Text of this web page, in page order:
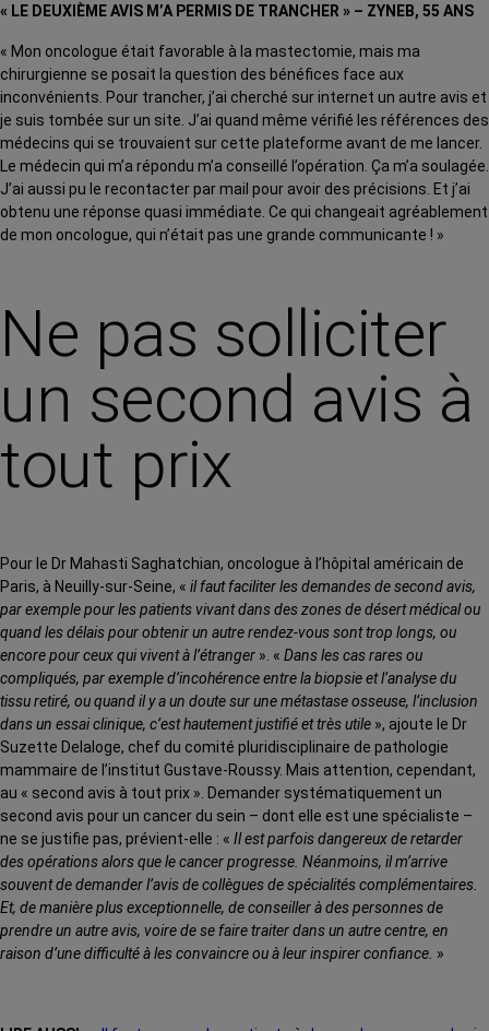
« LE DEUXIÈME AVIS M’A PERMIS DE TRANCHER » – ZYNEB, 55 ANS
« Mon oncologue était favorable à la mastectomie, mais ma
chirurgienne se posait la question des bénéfices face aux
inconvénients. Pour trancher, j’ai cherché sur internet un autre avis et
je suis tombée sur un site. J’ai quand même vérifié les références des
médecins qui se trouvaient sur cette plateforme avant de me lancer.
Le médecin qui m’a répondu m’a conseillé l’opération. Ça m’a soulagée.
J’ai aussi pu le recontacter par mail pour avoir des précisions. Et j’ai
obtenu une réponse quasi immédiate. Ce qui changeait agréablement
de mon oncologue, qui n’était pas une grande communicante ! »
Ne pas solliciter
un second avis à
tout prix
Pour le Dr Mahasti Saghatchian, oncologue à l’hôpital américain de
Paris, à Neuilly-sur-Seine, « il faut faciliter les demandes de second avis,
par exemple pour les patients vivant dans des zones de désert médical ou
quand les délais pour obtenir un autre rendez-vous sont trop longs, ou
encore pour ceux qui vivent à l’étranger ». « Dans les cas rares ou
compliqués, par exemple d’incohérence entre la biopsie et l’analyse du
tissu retiré, ou quand il y a un doute sur une métastase osseuse, l’inclusion
dans un essai clinique, c’est hautement justifié et très utile », ajoute le Dr
Suzette Delaloge, chef du comité pluridisciplinaire de pathologie
mammaire de l’institut Gustave-Roussy. Mais attention, cependant,
au « second avis à tout prix ». Demander systématiquement un
second avis pour un cancer du sein – dont elle est une spécialiste –
ne se justifie pas, prévient-elle : « Il est parfois dangereux de retarder
des opérations alors que le cancer progresse. Néanmoins, il m’arrive
souvent de demander l’avis de collègues de spécialités complémentaires.
Et, de manière plus exceptionnelle, de conseiller à des personnes de
prendre un autre avis, voire de se faire traiter dans un autre centre, en
raison d’une difficulté à les convaincre ou à leur inspirer confiance. »